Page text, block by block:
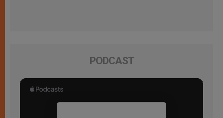
PODCAST